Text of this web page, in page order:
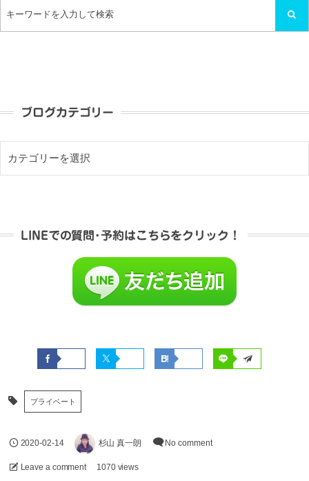
ブログカテゴリー
LINEでの質問･予約はこちらをクリック！
プライベート
2020-02-14 杉山 真一朗 No comment
Leave a comment 1070 views